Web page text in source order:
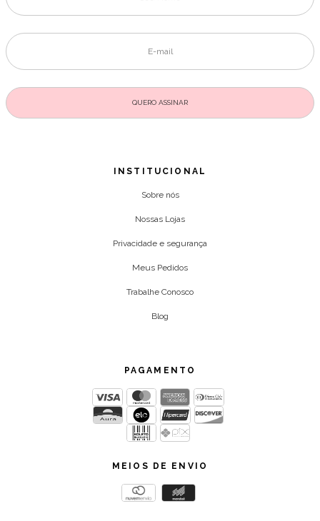
INSTITUCIONAL
Sobre nós
Nossas Lojas
Privacidade e segurança
Meus Pedidos
Trabalhe Conosco
Blog
PAGAMENTO
MEIOS DE ENVIO